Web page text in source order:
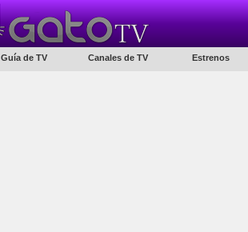
Guía de TV Canales de TV Estrenos